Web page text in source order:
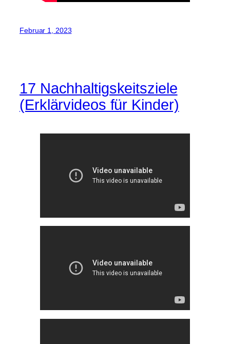
Februar 1, 2023
17 Nachhaltigskeitsziele
(Erklärvideos für Kinder)